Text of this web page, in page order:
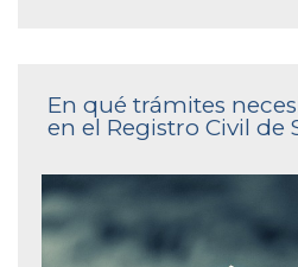
En qué trámites
en el Registro Civil de